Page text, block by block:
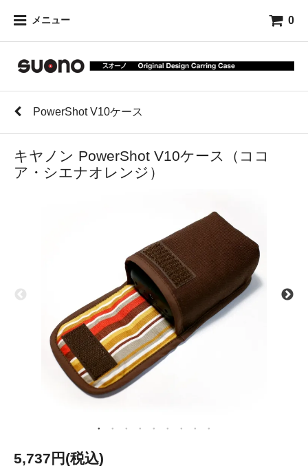
メニュー 0
PowerShot V10ケース
キヤノン PowerShot V10ケース（ココ
ア・シエナオレンジ）
5,737円(税込)